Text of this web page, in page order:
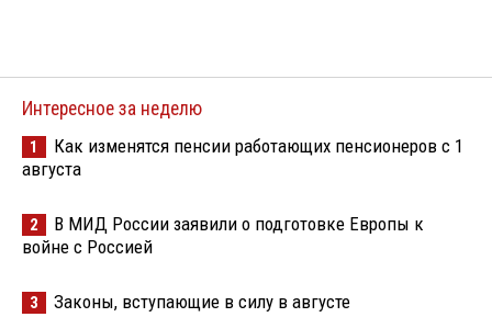
Интересное за неделю
1
Как изменятся пенсии работающих пенсионеров с 1
августа
2
В МИД России заявили о подготовке Европы к
войне с Россией
3 Законы, вступающие в силу в августе